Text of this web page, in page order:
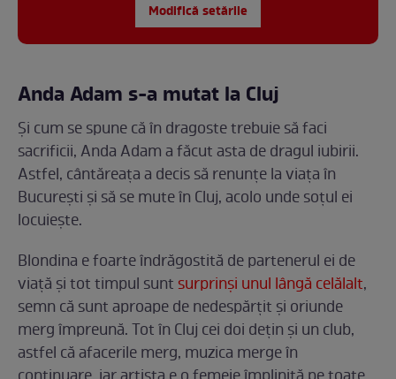
Modifică setările
Anda Adam s-a mutat la Cluj
Și cum se spune că în dragoste trebuie să faci
sacrificii, Anda Adam a făcut asta de dragul iubirii.
Astfel, cântăreața a decis să renunțe la viața în
București și să se mute în Cluj, acolo unde soțul ei
locuiește.
Blondina e foarte îndrăgostită de partenerul ei de
viață și tot timpul sunt surprinși unul lângă celălalt,
semn că sunt aproape de nedespărțit și oriunde
merg împreună. Tot în Cluj cei doi dețin și un club,
astfel că afacerile merg, muzica merge în